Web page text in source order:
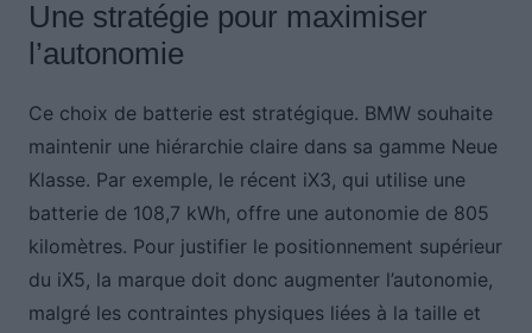
Une stratégie pour maximiser
l’autonomie
Ce choix de batterie est stratégique. BMW souhaite
maintenir une hiérarchie claire dans sa gamme Neue
Klasse. Par exemple, le récent iX3, qui utilise une
batterie de 108,7 kWh, offre une autonomie de 805
kilomètres. Pour justifier le positionnement supérieur
du iX5, la marque doit donc augmenter l’autonomie,
malgré les contraintes physiques liées à la taille et